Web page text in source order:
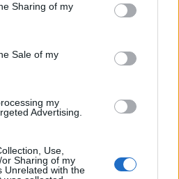
Sharing of my
Sale of my
my
Advertising.
Use,
Sharing of my
Unrelated with the
üzleteknél
pofonba szaladt belé a